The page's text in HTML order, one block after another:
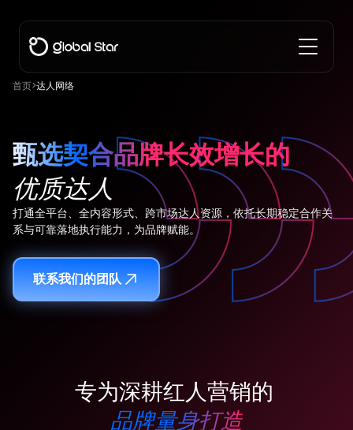
首页>达人网络
甄选契合品牌长效增长的
优质达人
打通全平台、全内容形式、跨市场达人资源，依托长期稳定合作关
系与可靠落地执行能力，为品牌赋能。
联系我们的团队
专为深耕红人营销的
品牌量身打造